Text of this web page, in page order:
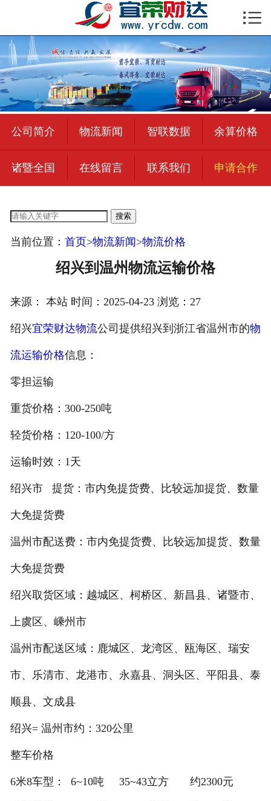
 首页
公司简介
物流新闻
绍兴至全国
合作加盟
宜荣智联
联系我们
登录

公司简介 物流新闻 智联数据 余算价格
诸暨全国 在线留言 联系我们 申请合作
搜索
当前位置： 首页>物流新闻 >物流价格
绍兴到温州物流运输价格
来源： 本站 时间：2025-04-23 浏览：27
绍兴宜荣财达物流公司提供绍兴到浙江省温州市的物
流运输价格信息：
零担运输
重货价格：300-250吨
轻货价格：120-100/方
运输时效：1天
绍兴市 提货：市内免提货费、比较远加提货、数量
大免提货费
温州市配送费：市内免提货费、比较远加提货、数量
大免提货费
绍兴取货区域：越城区、柯桥区、新昌县、诸暨市、
上虞区、嵊州市
温州市配送区域：鹿城区、龙湾区、瓯海区、瑞安
市、乐清市、龙港市、永嘉县、洞头区、平阳县、泰
顺县、文成县
绍兴= 温州市约：320公里
整车价格
6米8车型： 6~10吨 35~43立方 约2300元